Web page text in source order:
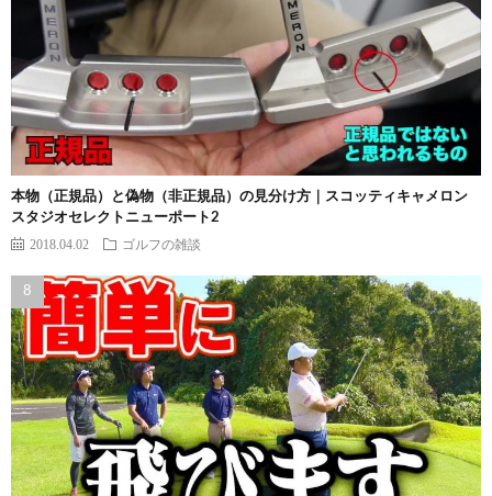
本物（正規品）と偽物（非正規品）の見分け方｜スコッティキャメロン
スタジオセレクトニューポート2
2018.04.02 ゴルフの雑談